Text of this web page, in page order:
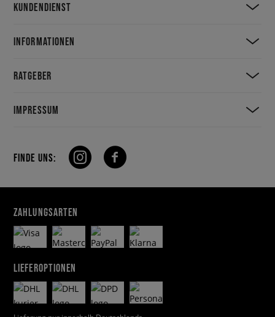
KUNDENDIENST
INFORMATIONEN
RATGEBER
IMPRESSUM
FINDE UNS:
ZAHLUNGSARTEN
LIEFEROPTIONEN